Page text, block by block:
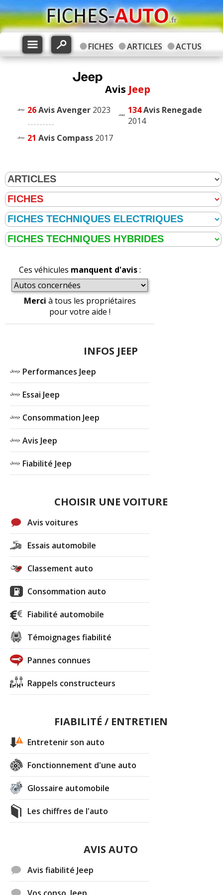
FICHES ARTICLES ACTUS
Avis Jeep
26AvisAvenger 2023
---------
21 Avis Compass 2017
134Avis Renegade
2014
Ces véhicules manquent d'avis:
Merci à tous les propriétaires
pour votre aide !
INFOS JEEP
Performances Jeep
Essai Jeep
Consommation Jeep
Avis Jeep
Fiabilité Jeep
CHOISIR UNE VOITURE
Avis voitures
Essais automobile
Classement auto
Consommation auto
Fiabilité automobile
Témoignages fiabilité
Pannes connues
Rappels constructeurs
FIABILITÉ / ENTRETIEN
Entretenir son auto
Fonctionnement d'une auto
Glossaire automobile
Les chiffres de l'auto
AVIS AUTO
Avis fiabilité Jeep